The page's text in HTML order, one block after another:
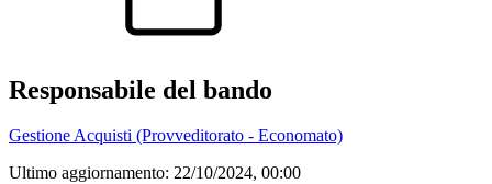
Responsabile del bando
Gestione Acquisti (Provveditorato - Economato)
Ultimo aggiornamento: 22/10/2024, 00:00